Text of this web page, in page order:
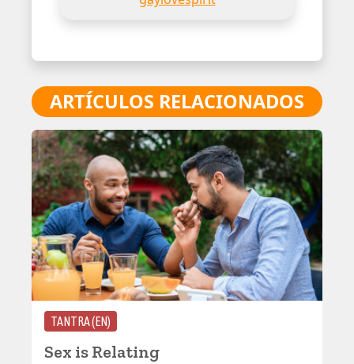
ARTÍCULOS RELACIONADOS
TANTRA (EN)
Sex is Relating